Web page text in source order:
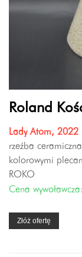
Roland
Lady Atom, 2022
rzeźba
kolorowymi
ROKO
Cena wywoławcza:
Złóż ofertę